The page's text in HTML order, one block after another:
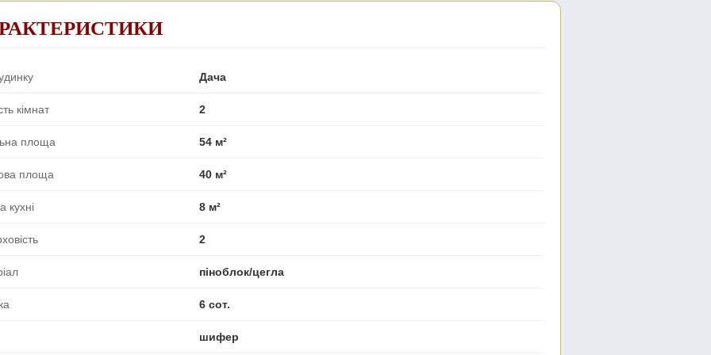
Дача
кімнат 2
площа 54 м²
площа 40 м²
кухні 8 м²
2
піноблок/цегла
6 сот.
шифер